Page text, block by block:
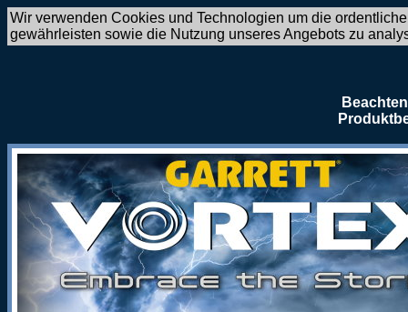
Wir verwenden Cookies und Technologien um die
gewährleisten sowie die Nutzung unseres Angebots zu